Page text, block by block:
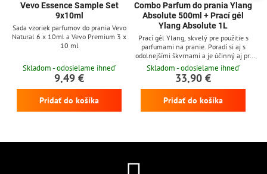
Vevo Essence Sample Set
9x10ml
Sada vzoriek parfumov do prania Vevo
Natural 6 x 10ml a Vevo Premium 3 x
10 ml
Skladom - odosielame ihneď
9,49 €
Pridať do košíka
Combo Parfum do prania Ylang
Absolute 500ml + Prací gél
Ylang Absolute 1L
Prací gél Ylang, skvelý pre použitie s
parfumami na pranie. Poradí si aj s
odolnejšími škvrnami a je účinný aj pri
nízkych teplotách
Skladom - odosielame ihneď
33,90 €
Pridať do košíka